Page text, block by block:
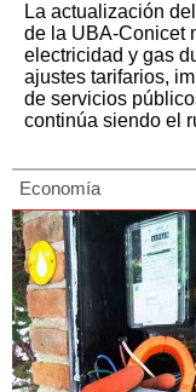
La actualización
de la UBA-Conicet
electricidad y gas
ajustes tarifarios,
de servicios
continúa siendo el
Economía